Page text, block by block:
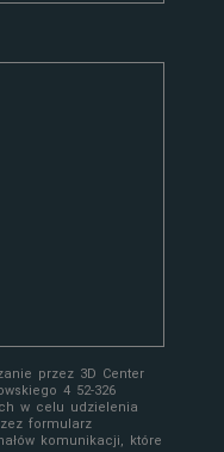
przez 3D Center
4 52-326
w celu udzielenia
formularz
komunikacji, które